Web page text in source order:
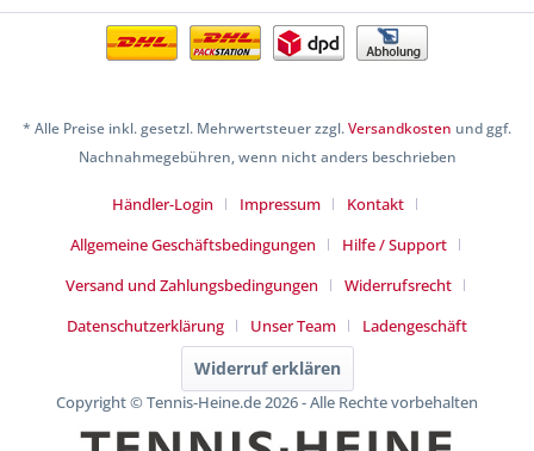
* Alle Preise inkl. gesetzl. Mehrwertsteuer zzgl.Versandkosten und ggf.
Nachnahmegebühren, wenn nicht anders beschrieben
Händler-Login Impressum
Kontakt
Allgemeine Geschäftsbedingungen
Hilfe / Support
Versand und Zahlungsbedingungen
Widerrufsrecht
Datenschutzerklärung
Unser Team Ladengeschäft
Widerruf erklären
Copyright © Tennis-Heine.de 2026 - Alle Rechte vorbehalten